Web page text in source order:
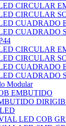
CIRCULAR
CIRCULAR
CUADRADO
CUADRADO
CIRCULAR
CIRCULAR
CUADRADO
CUADRADO
Modular
EMBUTIDO
LED COB